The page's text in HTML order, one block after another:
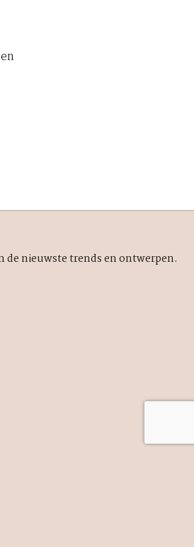
de nieuwste trends en ontwerpen.